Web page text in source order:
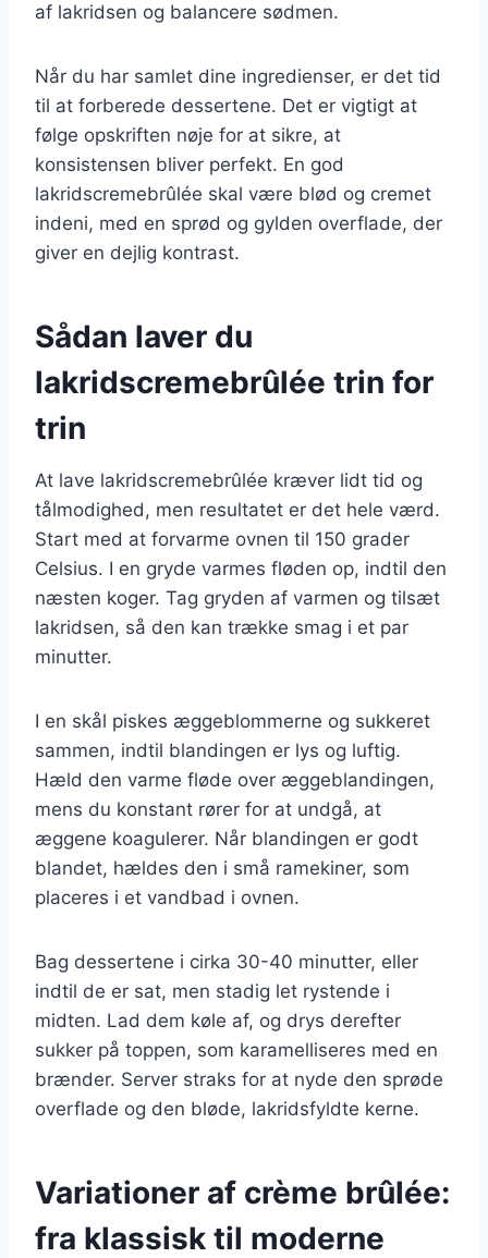
af lakridsen og balancere sødmen.
Når du har samlet dine ingredienser, er det tid
til at forberede dessertene. Det er vigtigt at
følge opskriften nøje for at sikre, at
konsistensen bliver perfekt. En god
lakridscremebrûlée skal være blød og cremet
indeni, med en sprød og gylden overflade, der
giver en dejlig kontrast.
Sådan laver du
lakridscremebrûlée trin for
trin
At lave lakridscremebrûlée kræver lidt tid og
tålmodighed, men resultatet er det hele værd.
Start med at forvarme ovnen til 150 grader
Celsius. I en gryde varmes fløden op, indtil den
næsten koger. Tag gryden af varmen og tilsæt
lakridsen, så den kan trække smag i et par
minutter.
I en skål piskes æggeblommerne og sukkeret
sammen, indtil blandingen er lys og luftig.
Hæld den varme fløde over æggeblandingen,
mens du konstant rører for at undgå, at
æggene koagulerer. Når blandingen er godt
blandet, hældes den i små ramekiner, som
placeres i et vandbad i ovnen.
Bag dessertene i cirka 30-40 minutter, eller
indtil de er sat, men stadig let rystende i
midten. Lad dem køle af, og drys derefter
sukker på toppen, som karamelliseres med en
brænder. Server straks for at nyde den sprøde
overflade og den bløde, lakridsfyldte kerne.
Variationer af crème brûlée:
fra klassisk til moderne